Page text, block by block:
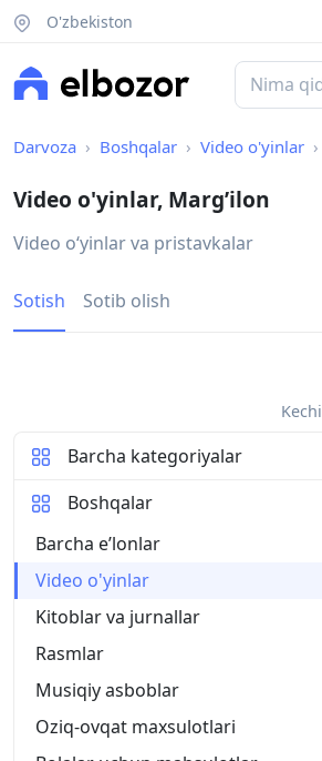
O'zbekiston
Darvoza Boshqalar Video o'yinlar
Video o'yinlar, Marg’ilon
Video oʻyinlar va pristavkalar
Sotish Sotib olish
Barcha kategoriyalar
Boshqalar
Barcha eʼlonlar
Video o'yinlar
Kitoblar va jurnallar
Rasmlar
Musiqiy asboblar
Oziq-ovqat maxsulotlari